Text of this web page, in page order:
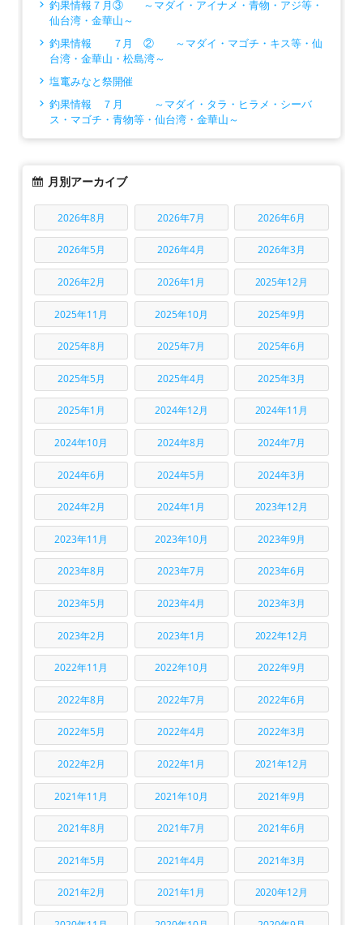
釣果情報７月③ ～マダイ・アイナメ・青物・アジ等・
仙台湾・金華山～
釣果情報 ７月 ② ～マダイ・マゴチ・キス等・仙
台湾・金華山・松島湾～
塩竃みなと祭開催
釣果情報 ７月 ～マダイ・タラ・ヒラメ・シーバ
ス・マゴチ・青物等・仙台湾・金華山～
月別アーカイブ
2026年8月 2026年7月 2026年6月
2026年5月 2026年4月 2026年3月
2026年2月 2026年1月 2025年12月
2025年11月 2025年10月 2025年9月
2025年8月 2025年7月 2025年6月
2025年5月 2025年4月 2025年3月
2025年1月 2024年12月 2024年11月
2024年10月 2024年8月 2024年7月
2024年6月 2024年5月 2024年3月
2024年2月 2024年1月 2023年12月
2023年11月 2023年10月 2023年9月
2023年8月 2023年7月 2023年6月
2023年5月 2023年4月 2023年3月
2023年2月 2023年1月 2022年12月
2022年11月 2022年10月 2022年9月
2022年8月 2022年7月 2022年6月
2022年5月 2022年4月 2022年3月
2022年2月 2022年1月 2021年12月
2021年11月 2021年10月 2021年9月
2021年8月 2021年7月 2021年6月
2021年5月 2021年4月 2021年3月
2021年2月 2021年1月 2020年12月